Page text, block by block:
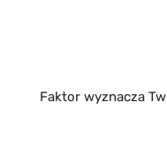
Faktor wyznacza